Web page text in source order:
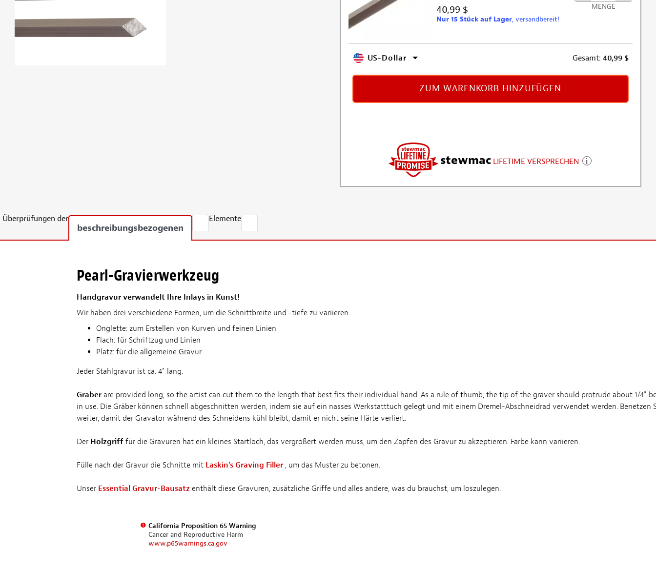
40,99 $
Nur 15 Stück auf Lager, versandbereit!
MENGE
US-Dollar Gesamt: 40,99 $
ZUM WARENKORB HINZUFÜGEN
stewmac LIFETIME VERSPRECHEN
Überprüfungen der
beschreibungsbezogenen
Elemente
Pearl-Gravierwerkzeug
Handgravur verwandelt Ihre Inlays in Kunst!
Wir haben drei verschiedene Formen, um die Schnittbreite und -tiefe zu variieren.
Onglette: zum Erstellen von Kurven und feinen Linien
Flach: für Schriftzug und Linien
Platz: für die allgemeine Gravur
Jeder Stahlgravur ist ca. 4" lang.
Graberare provided long, so the artist can cut them to the length that best fits their individual hand. As a rule of thumb, the tip of the graver should protrude about 1/4"
in use. Die Gräber können schnell abgeschnitten werden, indem sie auf ein nasses Werkstatttuch gelegt und mit einem Dremel-Abschneidrad verwendet werden. Benetzen
weiter, damit der Gravator während des Schneidens kühl bleibt, damit er nicht seine Härte verliert.
Der Holzgrifffür die Gravuren hat ein kleines Startloch, das vergrößert werden muss, um den Zapfen des Gravur zu akzeptieren. Farbe kann variieren.
Fülle nach der Gravur die Schnitte mit Laskin's Graving Filler, um das Muster zu betonen.
Unser Essential Gravur-Bausatz enthält diese Gravuren, zusätzliche Griffe und alles andere, was du brauchst, um loszulegen.
California Proposition 65 Warning
Cancer and Reproductive Harm
www.p65warnings.ca.gov